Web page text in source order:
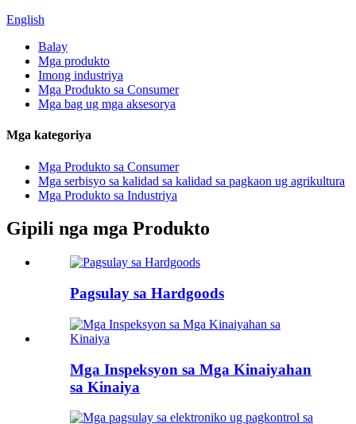
English
Balay
Mga produkto
Imong industriya
Mga Produkto sa Consumer
Mga bag ug mga aksesorya
Mga kategoriya
Mga Produkto sa Consumer
Mga serbisyo sa kalidad sa kalidad sa pagkaon ug agrikultura
Mga Produkto sa Industriya
Gipili nga mga Produkto
Pagsulay sa Hardgoods
Mga Inspeksyon sa Mga Kinaiyahan
sa Kinaiya